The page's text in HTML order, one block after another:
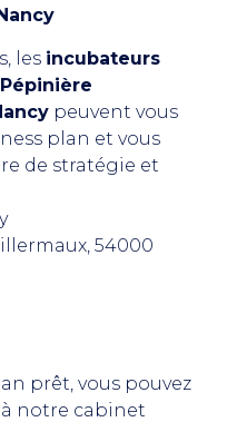
les incubateurs
Pépinière
peuvent vous
plan et vous
de stratégie et
54000
prêt, vous pouvez
notre cabinet